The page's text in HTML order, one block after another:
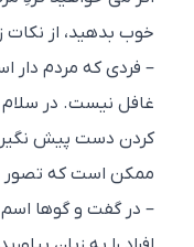
افراد را به زبان بیاورید
– به دیگران علاقه نشان
– پیگیر شوید. وقتی که
زود از آن کنار
فردِ مهمی هستند و از
موضوعاتی که برایشان
طرفِ مقابل بیمار بوده